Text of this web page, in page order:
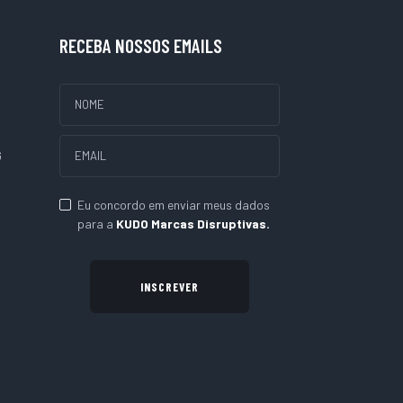
RECEBA NOSSOS EMAILS
Eu concordo em enviar meus dados
para a KUDO Marcas Disruptivas.